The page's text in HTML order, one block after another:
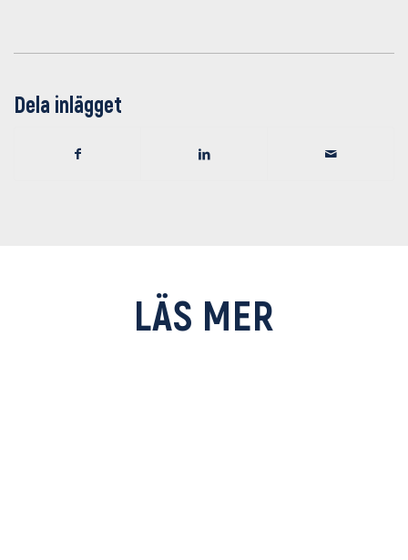
Dela inlägget
LÄS MER